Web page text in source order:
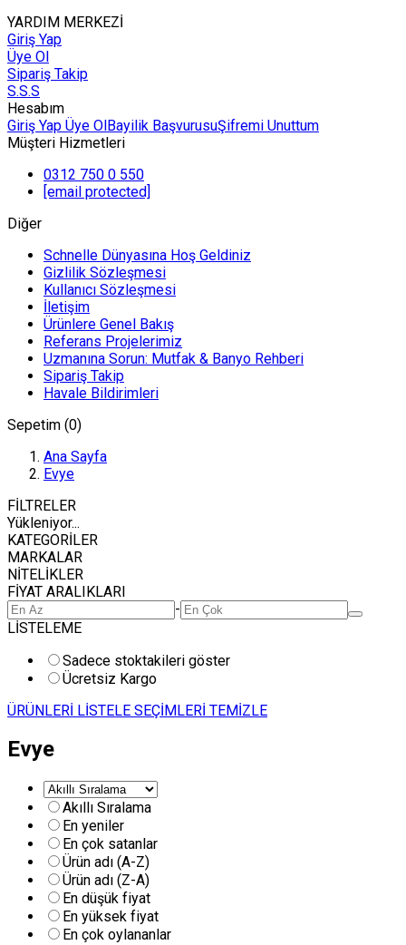
YARDIM MERKEZİ
Giriş Yap
Üye Ol
Sipariş Takip
S.S.S
Hesabım
Giriş Yap Üye OlBayilik BaşvurusuŞifremi Unuttum
Müşteri Hizmetleri
0312 750 0 550
[email protected]
Diğer
Schnelle Dünyasına Hoş Geldiniz
Gizlilik Sözleşmesi
Kullanıcı Sözleşmesi
İletişim
Ürünlere Genel Bakış
Referans Projelerimiz
Uzmanına Sorun: Mutfak & Banyo Rehberi
Sipariş Takip
Havale Bildirimleri
Sepetim (0)
Ana Sayfa
Evye
FİLTRELER
Yükleniyor...
KATEGORİLER
MARKALAR
NİTELİKLER
FİYAT ARALIKLARI
-
LİSTELEME
Sadece stoktakileri göster
Ücretsiz Kargo
ÜRÜNLERİ LİSTELE SEÇİMLERİ TEMİZLE
Evye
Akıllı Sıralama
En yeniler
En çok satanlar
Ürün adı (A-Z)
Ürün adı (Z-A)
En düşük fiyat
En yüksek fiyat
En çok oylananlar